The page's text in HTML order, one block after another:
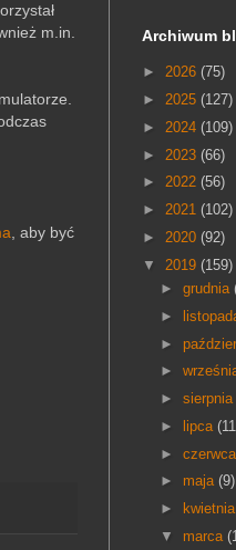
m.in.
, aby być
Archiwum
► 2026 (75)
► 2025 (127)
► 2024 (109)
► 2023 (66)
► 2022 (56)
► 2021 (102)
► 2020 (92)
▼ 2019 (159)
► grudnia
►
►
►
► sierpnia
►
lipca
► czerwca
► maja (9)
►
kwietnia
▼ marca